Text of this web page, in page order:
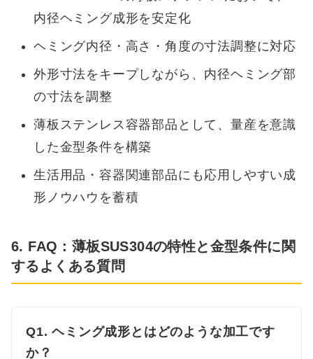
内径ヘミング成形を安定化
ヘミング内径・高さ・角度の寸法調整に対応
外形寸法をキープしながら、内径ヘミング部
の寸法を調整
薄板ステンレス容器部品として、量産を意識
した金型条件を構築
生活用品・容器関連部品にも応用しやすい成
形ノウハウを蓄積
6. FAQ：薄板SUS304の特性と金型条件に関
するよくある質問
Q1. ヘミング成形とはどのような加工です
か？